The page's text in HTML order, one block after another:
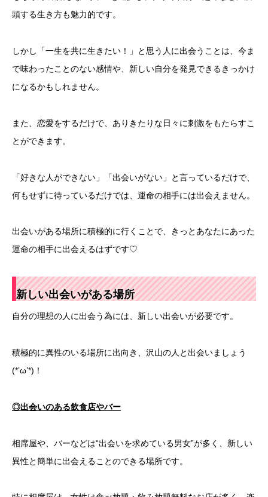
頭する生き方も魅力的です。
しかし「一生を共に生きたい！」と思う人に出会うことは、今ま
で味わったことのない感情や、新しい自分を発見できるきっかけ
になるかもしれません。
また、恋愛をするだけで、ありきたりな日々に刺激をもたらすこ
とができます。
「好きな人ができない」「出会いがない」と言っているだけで、
何もせずに待っているだけでは、運命の相手には出会えません。
出会いがある場所に積極的に行くことで、きっとあなたにあった
運命の相手に出会えるはずです♡
新しい出会いがある場所
自分の理想の人に出会う為には、新しい出会いが必要です。
積極的に異性のいる場所に出向き、沢山の人と出会いましょう
(*’ω’*)！
◎出会いのある飲食店やバー
相席屋や、バーなどは“出会いを求めている男女”が多く、新しい
異性と簡単に出会えることのできる場所です。